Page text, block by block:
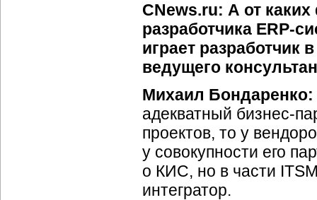
CNews.ru: А от
разработчика ERP-
играет разработчик
ведущего
Михаил Бондаренко:
адекватный бизнес-
проектов, то у
у совокупности его
о КИС, но в части
интегратор.